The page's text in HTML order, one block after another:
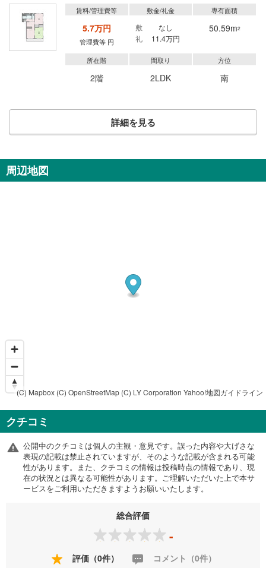
賃料/管理費等
5.7万円
管理費等 円
敷金/礼金
敷
なし
礼
11.4万円
専有面積
50.59m2
所在階
2階
間取り
2LDK
方位
南
詳細を見る
周辺地図
(C) Mapbox (C) OpenStreetMap (C) LY Corporation Yahoo!地図ガイドライン
クチコミ
公開中のクチコミは個人の主観・意見です。誤った内容や大げさな
表現の記載は禁止されていますが、そのような記載が含まれる可能
性があります。また、クチコミの情報は投稿時点の情報であり、現
在の状況とは異なる可能性があります。ご理解いただいた上で本サ
ービスをご利用いただきますようお願いいたします。
総合評価
-
評価（0件） コメント（0件）